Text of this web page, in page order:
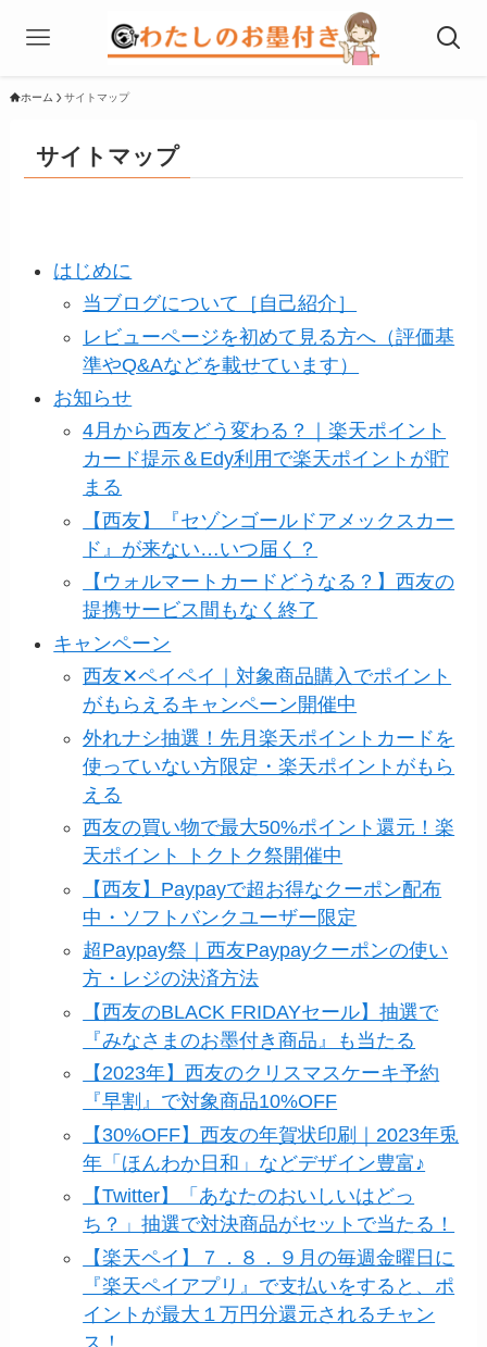
ホーム サイトマップ
サイトマップ
はじめに
当ブログについて［自己紹介］
レビューページを初めて見る方へ（評価基
準やQ&Aなどを載せています）
お知らせ
4月から西友どう変わる？｜楽天ポイント
カード提示＆Edy利用で楽天ポイントが貯
まる
【西友】『セゾンゴールドアメックスカー
ド』が来ない…いつ届く？
【ウォルマートカードどうなる？】西友の
提携サービス間もなく終了
キャンペーン
西友✕ペイペイ｜対象商品購入でポイント
がもらえるキャンペーン開催中
外れナシ抽選！先月楽天ポイントカードを
使っていない方限定・楽天ポイントがもら
える
西友の買い物で最大50%ポイント還元！楽
天ポイント トクトク祭開催中
【西友】Paypayで超お得なクーポン配布
中・ソフトバンクユーザー限定
超Paypay祭｜西友Paypayクーポンの使い
方・レジの決済方法
【西友のBLACK FRIDAYセール】抽選で
『みなさまのお墨付き商品』も当たる
【2023年】西友のクリスマスケーキ予約
『早割』で対象商品10%OFF
【30%OFF】西友の年賀状印刷｜2023年兎
年「ほんわか日和」などデザイン豊富♪
【Twitter】「あなたのおいしいはどっ
ち？」抽選で対決商品がセットで当たる！
【楽天ペイ】７．８．９月の毎週金曜日に
『楽天ペイアプリ』で支払いをすると、ポ
イントが最大１万円分還元されるチャン
ス！